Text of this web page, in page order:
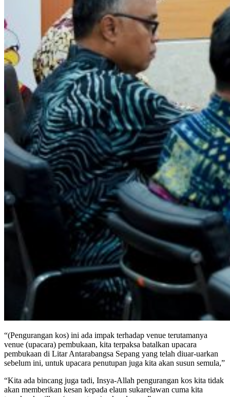
“(Pengurangan kos) ini ada impak terhadap venue terutamanya
venue (upacara) pembukaan, kita terpaksa batalkan upacara
pembukaan di Litar Antarabangsa Sepang yang telah diuar-uarkan
sebelum ini, untuk upacara penutupan juga kita akan susun semula,”
“Kita ada bincang juga tadi, Insya-Allah pengurangan kos kita tidak
akan memberikan kesan kepada elaun sukarelawan cuma kita